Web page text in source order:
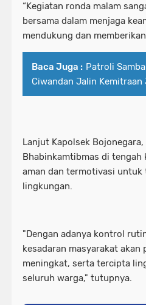
“Kegiatan ronda malam
bersama dalam menjaga
mendukung dan
Baca Juga : Patroli
Ciwandan Jalin
Lanjut Kapolsek
Bhabinkamtibmas di tengah
aman dan termotivasi untuk
lingkungan.
"Dengan adanya kontrol
kesadaran masyarakat
meningkat, serta tercipta
seluruh warga," tutupnya.